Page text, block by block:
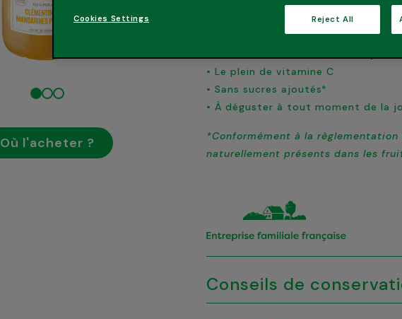
Où l'acheter ?
Uniquement des clémentines et
• Le plein de vitamine C
• Sans sucres ajoutés*
• À déguster à tout moment de la
*Conformément à la
naturellement présents dans les
Conseils de
Reject All
Cookies Settings